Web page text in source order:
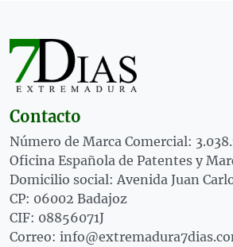
Contacto
Número de Marca Comercial:
Oficina Española de Patentes y
Domicilio social: Avenida Juan
CP: 06002 Badajoz
CIF: 08856071J
Correo: